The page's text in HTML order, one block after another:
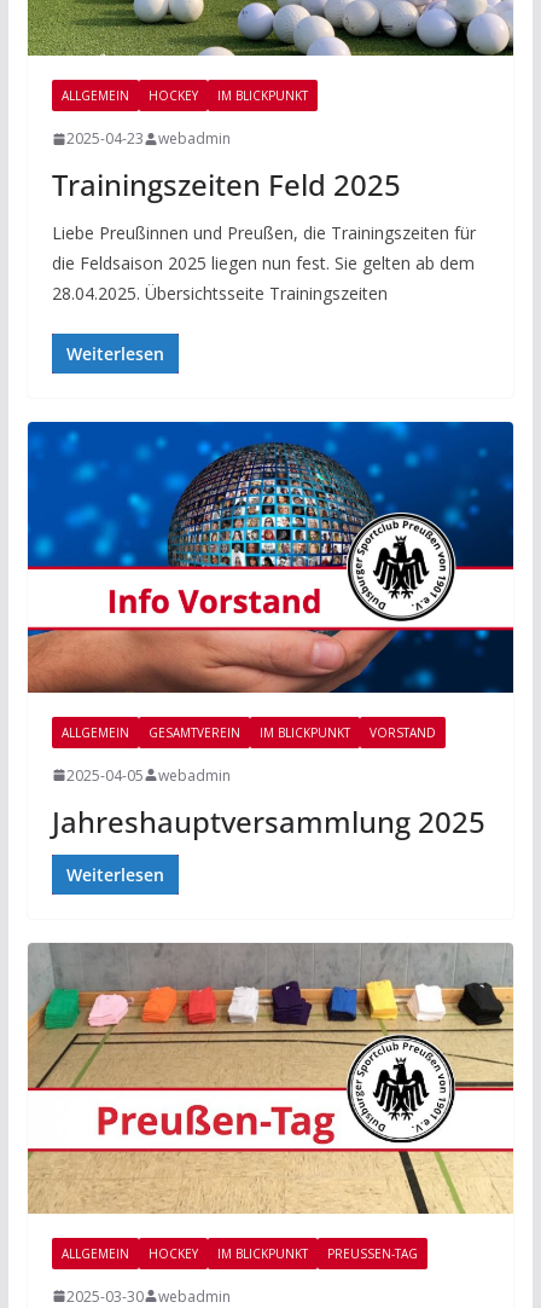
ALLGEMEIN HOCKEY IM BLICKPUNKT
2025-04-23 webadmin
Trainingszeiten Feld 2025
Liebe Preußinnen und Preußen, die Trainingszeiten für
die Feldsaison 2025 liegen nun fest. Sie gelten ab dem
28.04.2025. Übersichtsseite Trainingszeiten
Weiterlesen
ALLGEMEIN GESAMTVEREIN IM BLICKPUNKT VORSTAND
2025-04-05 webadmin
Jahreshauptversammlung 2025
Weiterlesen
ALLGEMEIN HOCKEY IM BLICKPUNKT PREUSSEN-TAG
2025-03-30 webadmin